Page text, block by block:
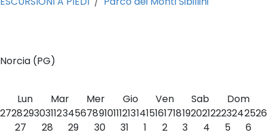
Norcia (PG)
Lun Mar Mer Gio Ven Sab
Dom
27282930311234567891011121314151617181920212223242526
27
28 29 30 31 1 2 3 4 5 6